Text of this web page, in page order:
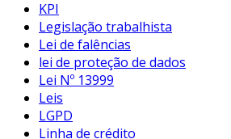
KPI
Legislação trabalhista
Lei de falências
lei de proteção de dados
Lei Nº 13999
Leis
LGPD
Linha de crédito